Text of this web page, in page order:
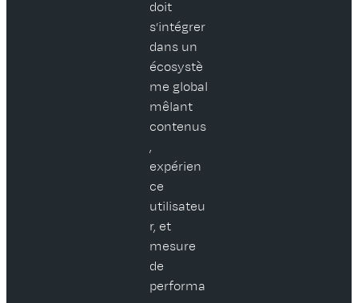
doit
s’intégrer
dans un
écosystè
me global
mêlant
contenus
,
expérien
ce
utilisateu
r, et
mesure
de
performa